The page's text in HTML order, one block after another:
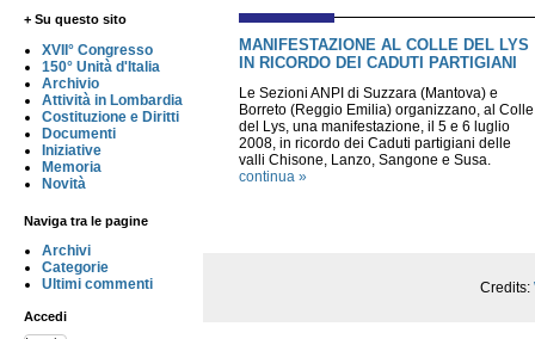
+ Su questo sito
XVII° Congresso
150° Unità d'Italia
Archivio
Attività in Lombardia
Costituzione e Diritti
Documenti
Iniziative
Memoria
Novità
Naviga tra le pagine
Archivi
Categorie
Ultimi commenti
Accedi
MANIFESTAZIONE AL COLLE DEL LYS
IN RICORDO DEI CADUTI PARTIGIANI
Le Sezioni ANPI di Suzzara (Mantova) e
Borreto (Reggio Emilia) organizzano, al Colle
del Lys, una manifestazione, il 5 e 6 luglio
2008, in ricordo dei Caduti partigiani delle
valli Chisone, Lanzo, Sangone e Susa.
continua »
Credits: